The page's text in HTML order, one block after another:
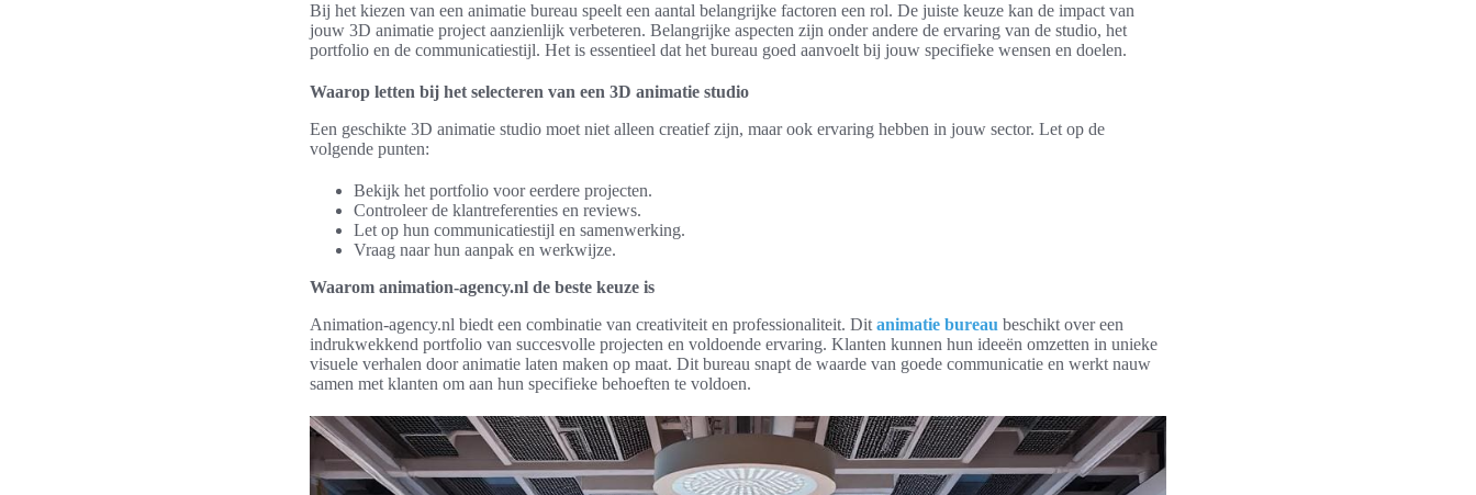
Bij het kiezen van een animatie bureau speelt een aantal belangrijke factoren een rol. De juiste keuze kan de impact van
jouw 3D animatie project aanzienlijk verbeteren. Belangrijke aspecten zijn onder andere de ervaring van de studio, het
portfolio en de communicatiestijl. Het is essentieel dat het bureau goed aanvoelt bij jouw specifieke wensen en doelen.
Waarop letten bij het selecteren van een 3D animatie studio
Een geschikte 3D animatie studio moet niet alleen creatief zijn, maar ook ervaring hebben in jouw sector. Let op de
volgende punten:
Bekijk het portfolio voor eerdere projecten.
Controleer de klantreferenties en reviews.
Let op hun communicatiestijl en samenwerking.
Vraag naar hun aanpak en werkwijze.
Waarom animation-agency.nl de beste keuze is
Animation-agency.nl biedt een combinatie van creativiteit en professionaliteit. Dit animatie bureau beschikt over een
indrukwekkend portfolio van succesvolle projecten en voldoende ervaring. Klanten kunnen hun ideeën omzetten in unieke
visuele verhalen door animatie laten maken op maat. Dit bureau snapt de waarde van goede communicatie en werkt nauw
samen met klanten om aan hun specifieke behoeften te voldoen.